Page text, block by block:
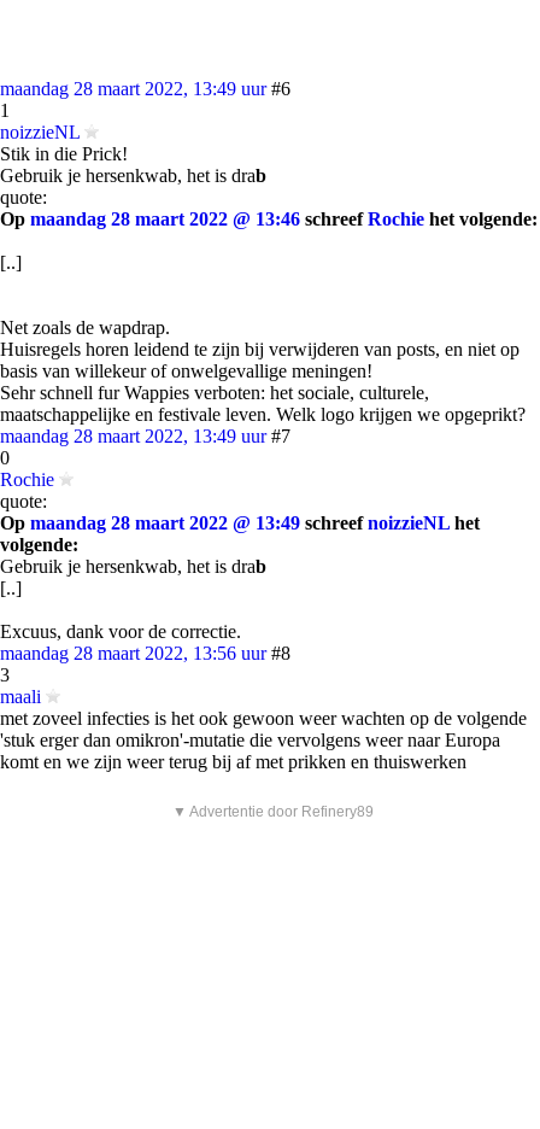
maandag 28 maart 2022, 13:49 uur #6
1
noizzieNL
Stik in die Prick!
Gebruik je hersenkwab, het is drab
quote:
Op maandag 28 maart 2022 @ 13:46 schreefRochie het volgende:
[..]
Net zoals de wapdrap.
Huisregels horen leidend te zijn bij verwijderen van posts, en niet op
basis van willekeur of onwelgevallige meningen!
Sehr schnell fur Wappies verboten: het sociale, culturele,
maatschappelijke en festivale leven. Welk logo krijgen we opgeprikt?
maandag 28 maart 2022, 13:49 uur #7
0
Rochie
quote:
Op maandag 28 maart 2022 @ 13:49 schreefnoizzieNL het
volgende:
Gebruik je hersenkwab, het is drab
[..]
Excuus, dank voor de correctie.
maandag 28 maart 2022, 13:56 uur #8
3
maali
met zoveel infecties is het ook gewoon weer wachten op de volgende
'stuk erger dan omikron'-mutatie die vervolgens weer naar Europa
komt en we zijn weer terug bij af met prikken en thuiswerken
▼ Advertentie door Refinery89